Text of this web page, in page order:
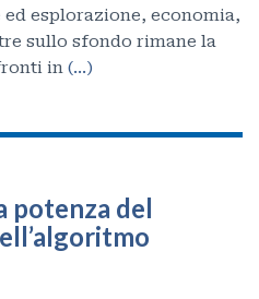
esplorazione, economia,
sullo sfondo rimane la
in (…)
potenza del